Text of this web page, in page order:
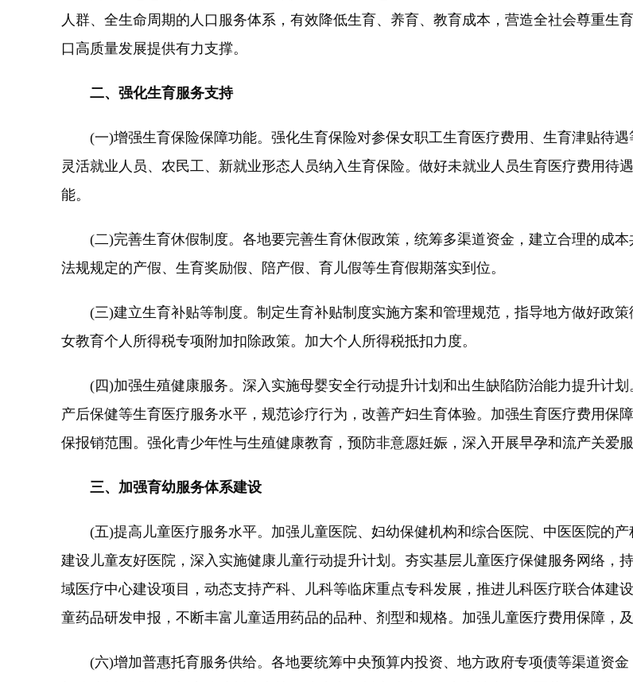
人群、全生命周期的人口服务体系，有效降低生育、养育、教育成本，营造全社会尊重生
口高质量发展提供有力支撑。
二、强化生育服务支持
(一)增强生育保险保障功能。强化生育保险对参保女职工生育医疗费用、生育津贴待遇
灵活就业人员、农民工、新就业形态人员纳入生育保险。做好未就业人员生育医疗费用待
能。
(二)完善生育休假制度。各地要完善生育休假政策，统筹多渠道资金，建立合理的成本
法规规定的产假、生育奖励假、陪产假、育儿假等生育假期落实到位。
(三)建立生育补贴等制度。制定生育补贴制度实施方案和管理规范，指导地方做好政策
女教育个人所得税专项附加扣除政策。加大个人所得税抵扣力度。
(四)加强生殖健康服务。深入实施母婴安全行动提升计划和出生缺陷防治能力提升计划
产后保健等生育医疗服务水平，规范诊疗行为，改善产妇生育体验。加强生育医疗费用保
保报销范围。强化青少年性与生殖健康教育，预防非意愿妊娠，深入开展早孕和流产关爱服
三、加强育幼服务体系建设
(五)提高儿童医疗服务水平。加强儿童医院、妇幼保健机构和综合医院、中医医院的产
建设儿童友好医院，深入实施健康儿童行动提升计划。夯实基层儿童医疗保健服务网络，
域医疗中心建设项目，动态支持产科、儿科等临床重点专科发展，推进儿科医疗联合体建
童药品研发申报，不断丰富儿童适用药品的品种、剂型和规格。加强儿童医疗费用保障，
(六)增加普惠托育服务供给。各地要统筹中央预算内投资、地方政府专项债等渠道资金